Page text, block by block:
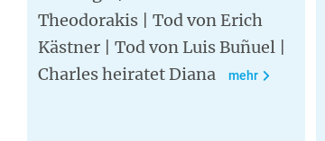
Theodorakis | Tod von Erich
Kästner | Tod von Luis Buñuel |
Charles heiratet Diana
mehr